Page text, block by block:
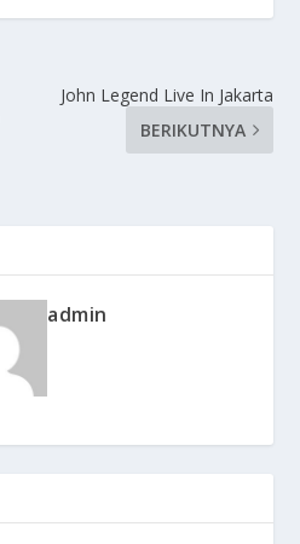
John Legend Live In Jakarta
BERIKUTNYA
admin